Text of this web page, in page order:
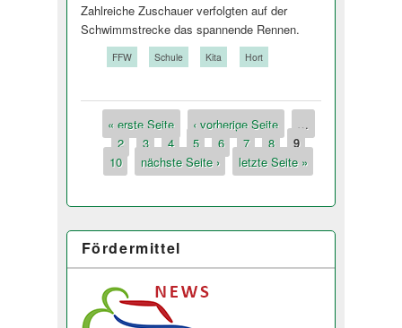
Zahlreiche Zuschauer verfolgten auf der
Schwimmstrecke das spannende Rennen.
FFW Schule Kita Hort
Seiten
« erste Seite ‹ vorherige Seite
…
2
3 4 5 6 7 8
9
10
nächste Seite › letzte Seite »
Fördermittel